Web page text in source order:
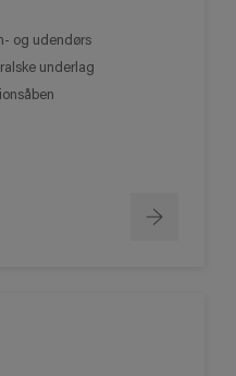
og udendørs
underlag